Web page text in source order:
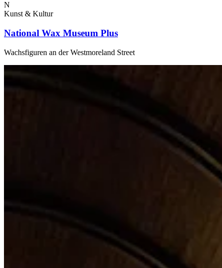
N
Kunst & Kultur
National Wax Museum Plus
Wachsfiguren an der Westmoreland Street